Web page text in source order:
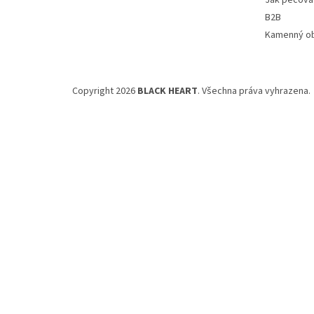
B2B
Kamenný
Copyright 2026 BLACK HEART. Všechna práva vyhrazena.